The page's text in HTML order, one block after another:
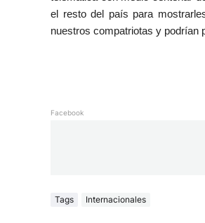
el resto del país para
nuestros compatriotas y podrían
Facebook
Tags Internacionales